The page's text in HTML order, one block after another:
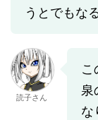
うとでもな
読子さん
こ
泉
な